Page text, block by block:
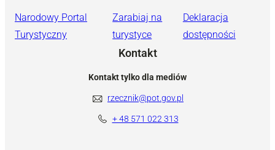
Narodowy Portal
Turystyczny
Zarabiaj na
turystyce
Deklaracja
dostępności
Kontakt
Kontakt tylko dla mediów
rzecznik@pot.gov.pl
+ 48 571 022 313